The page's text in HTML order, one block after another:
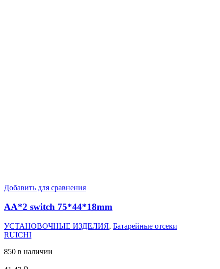
Добавить для сравнения
AA*2 switch 75*44*18mm
УСТАНОВОЧНЫЕ ИЗДЕЛИЯ, Батарейные отсеки
RUICHI
850 в наличии